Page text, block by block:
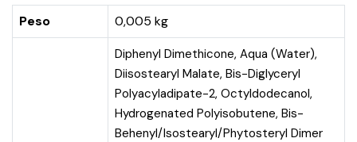
Peso 0,005 kg
Diphenyl Dimethicone, Aqua (Water),
Diisostearyl Malate, Bis-Diglyceryl
Polyacyladipate-2, Octyldodecanol,
Hydrogenated Polyisobutene, Bis-
Behenyl/Isostearyl/Phytosteryl Dimer